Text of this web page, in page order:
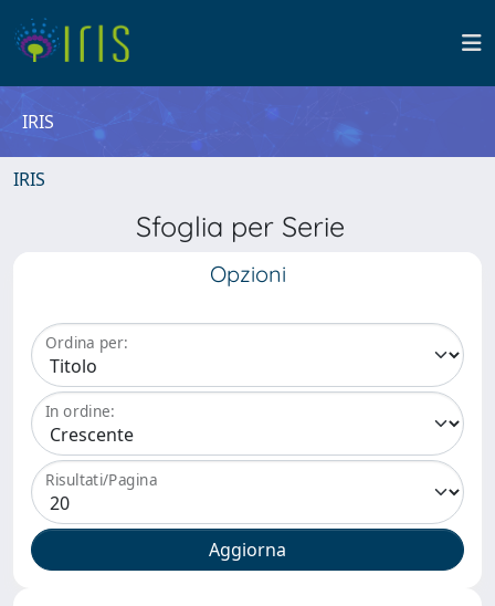
IRIS
IRIS
Sfoglia per Serie
Opzioni
Ordina per:
In ordine:
Risultati/Pagina